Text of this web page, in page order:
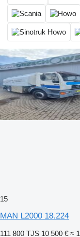
15
MAN L2000 18.224
111 800 TJS 10 500 € ≈